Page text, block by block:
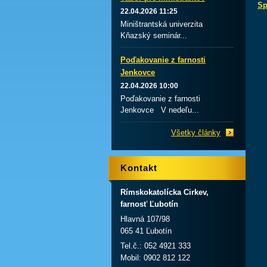
22.04.2026 11:25
Miništrantská univerzita
Kňazský seminár...
Poďakovanie z farnosti
Jenkovce
22.04.2026 10:00
Poďakovanie z farnosti
Jenkovce V nedeľu...
Všetky články
Kontakt
Rímskokatolícka Cirkev,
farnosť Ľubotín
Hlavná 107/98
065 41 Ľubotín
Tel.č.: 052 4921 333
Mobil: 0902 812 122